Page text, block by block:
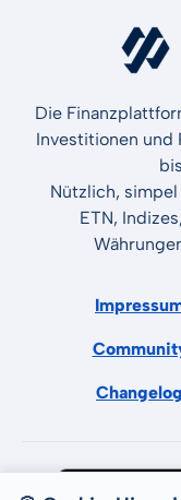
Die
Investitionen
Nützlich, simpel
ETN,
Changelog